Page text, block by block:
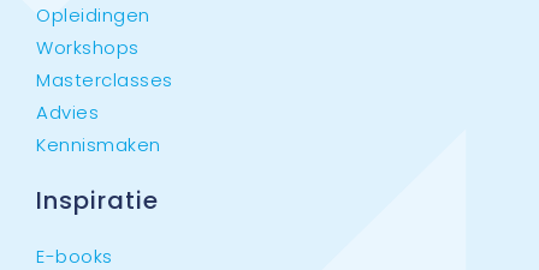
Opleidingen
Workshops
Masterclasses
Advies
Kennismaken
Inspiratie
E-books